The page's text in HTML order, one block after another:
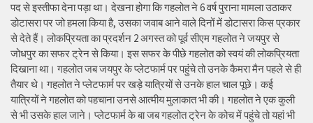
पद से इस्तीफा देना पड़ा था। देखना होगा कि गहलोत ने 6 वर्ष पुराना मामला उठाकर
डोटासरा पर जो हमला किया है, उसका जवाब आने वाले दिनों में डोटासरा किस प्रकार
से देते हैं। लोकप्रियता का प्रदर्शन 2 अगस्त को पूर्व सीएम गहलोत ने जयपुर से
जोधपुर का सफर ट्रेन से किया। इस सफर के पीछे गहलोत को स्वयं की लोकप्रियता
दिखाना था। गहलोत जब जयपुर के प्लेटफार्म पर पहुंचे तो उनके कैमरा मैन पहले से ही
तैयार थे। गहलोत ने प्लेटफार्म पर खड़े यात्रियों से उनके हाल चाल पूछे। कई
यात्रियों ने गहलोत को पहचाना उनसे आत्मीय मुलाकात भी की। गहलोत ने एक कुली
से भी उसके हाल जाने। प्लेटफार्म के बा जब गहलोत ट्रेन के कोच में पहुंचे तो यहां भी